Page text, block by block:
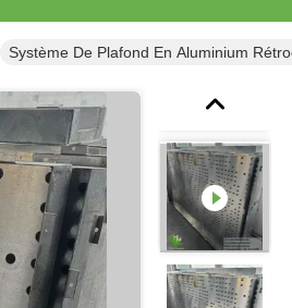
Système De Plafond En Aluminium